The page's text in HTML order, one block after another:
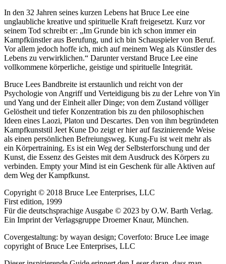
In den 32 Jahren seines kurzen Lebens hat Bruce Lee eine
unglaubliche kreative und spirituelle Kraft freigesetzt. Kurz vor
seinem Tod schreibt er: „Im Grunde bin ich schon immer ein
Kampfkünstler aus Berufung, und ich bin Schauspieler von Beruf.
Vor allem jedoch hoffe ich, mich auf meinem Weg als Künstler des
Lebens zu verwirklichen.“ Darunter verstand Bruce Lee eine
vollkommene körperliche, geistige und spirituelle Integrität.
Bruce Lees Bandbreite ist erstaunlich und reicht von der
Psychologie von Angriff und Verteidigung bis zu der Lehre von Yin
und Yang und der Einheit aller Dinge; von dem Zustand völliger
Gelöstheit und tiefer Konzentration bis zu den philosophischen
Ideen eines Laozi, Platon und Descartes. Den von ihm begründeten
Kampfkunststil Jeet Kune Do zeigt er hier auf faszinierende Weise
als einen persönlichen Befreiungsweg. Kung-Fu ist weit mehr als
ein Körpertraining. Es ist ein Weg der Selbsterforschung und der
Kunst, die Essenz des Geistes mit dem Ausdruck des Körpers zu
verbinden. Empty your Mind ist ein Geschenk für alle Aktiven auf
dem Weg der Kampfkunst.
Copyright © 2018 Bruce Lee Enterprises, LLC
First edition, 1999
Für die deutschsprachige Ausgabe © 2023 by O.W. Barth Verlag.
Ein Imprint der Verlagsgruppe Droemer Knaur, München.
Covergestaltung: by wayan design; Coverfoto: Bruce Lee image
copyright of Bruce Lee Enterprises, LLC